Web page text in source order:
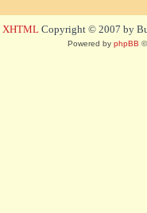
XHTML Copyright © 2007 by
Powered by phpBB